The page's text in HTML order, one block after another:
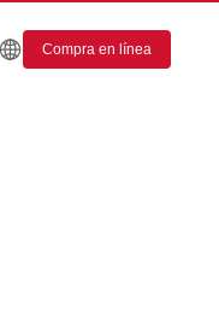
Compra en línea